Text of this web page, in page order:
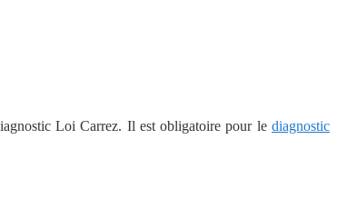
Loi Carrez. Il est obligatoire pour le diagnostic